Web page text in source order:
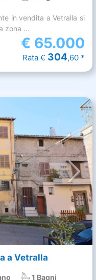
in vendita a Vetralla si
zona ...
€ 65.000
Rata € 304,60 *
a Vetralla
1 Bagni